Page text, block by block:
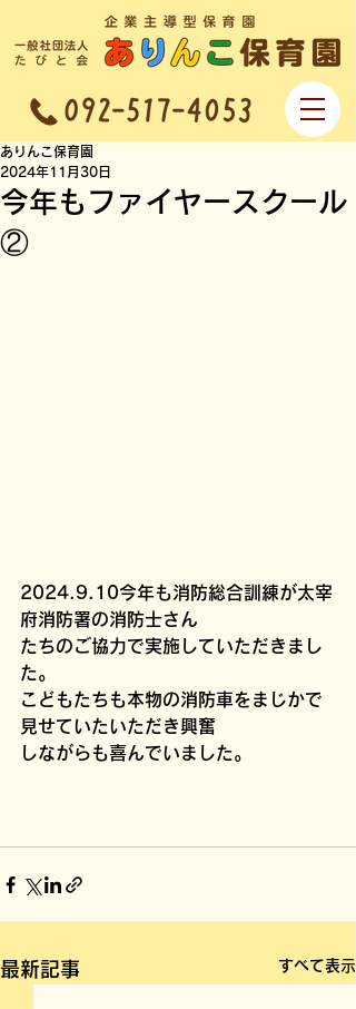
企業主導型保育園 一般社団法人なで
しこ会 ありんこ保育園
今年もファイヤースクール
②
ありんこ保育園
2024年11月30日
2024.9.10今年も消防総合訓練が太宰
府消防署の消防士さん
たちのご協力で実施していただきまし
た。
こどもたちも本物の消防車をまじかで
見せていたいただき興奮
しながらも喜んでいました。
最新記事 すべて表示